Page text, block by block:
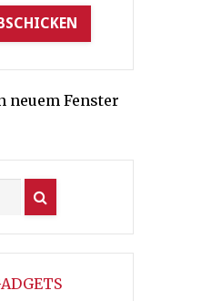
neuem Fenster